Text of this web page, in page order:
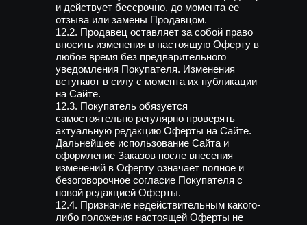
и действует бессрочно, до момента ее
отзыва или замены Продавцом.
12.2. Продавец оставляет за собой право
вносить изменения в настоящую Оферту в
любое время без предварительного
уведомления Покупателя. Изменения
вступают в силу с момента их публикации
на Сайте.
12.3. Покупатель обязуется
самостоятельно регулярно проверять
актуальную редакцию Оферты на Сайте.
Дальнейшее использование Сайта и
оформление Заказов после внесения
изменений в Оферту означает полное и
безоговорочное согласие Покупателя с
новой редакцией Оферты.
12.4. Признание недействительным какого-
либо положения настоящей Оферты не